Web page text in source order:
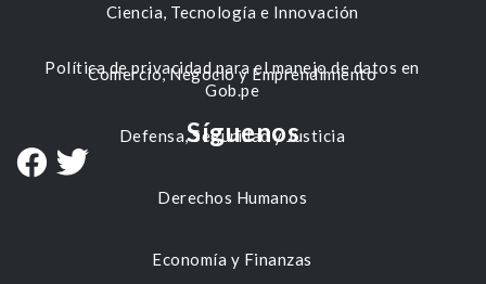
Ciencia, Tecnología e Innovación
Comercio, Negocio y Emprendimiento
Defensa, Seguridad y Justicia
Derechos Humanos
Economía y Finanzas
Política de privacidad para el manejo de datos en
Gob.pe
Síguenos